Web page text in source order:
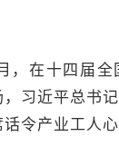
在十四届全
习近平总书
话令产业工人